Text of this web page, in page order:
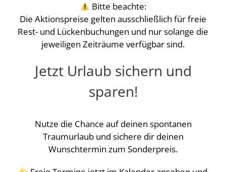
Bitte beachte:
Die Aktionspreise gelten ausschließlich für freie
Rest- und Lückenbuchungen und nur solange die
jeweiligen Zeiträume verfügbar sind.
Jetzt Urlaub sichern und
sparen!
Nutze die Chance auf deinen spontanen
Traumurlaub und sichere dir deinen
Wunschtermin zum Sonderpreis.